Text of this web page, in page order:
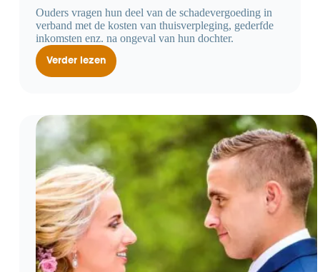
Ouders vragen hun deel van de schadevergoeding in
verband met de kosten van thuisverpleging, gederfde
inkomsten enz. na ongeval van hun dochter.
Verder lezen
Materiële
schadevergoeding
ouders,
niet